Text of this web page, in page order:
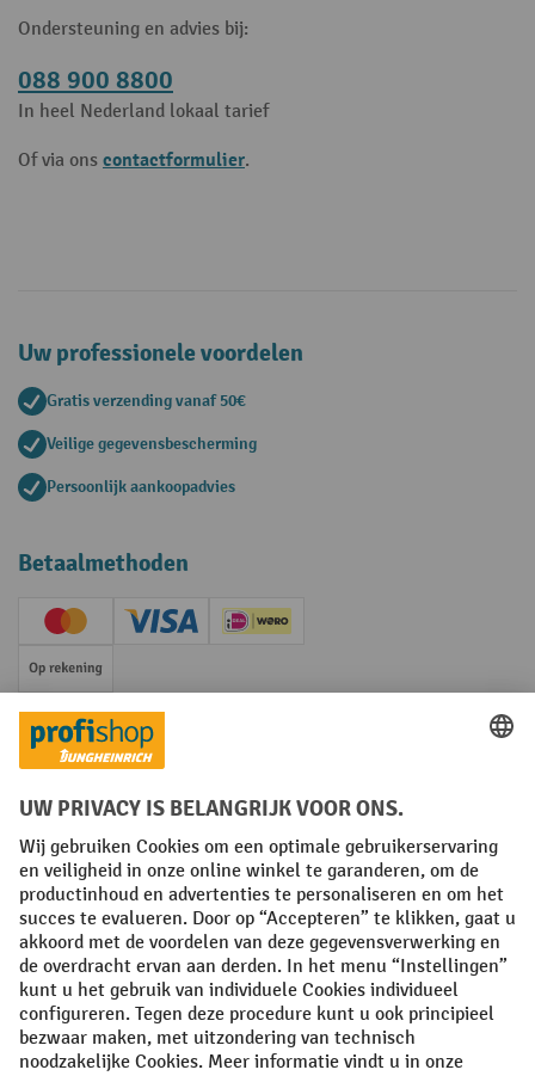
Ondersteuning en advies bij:
088 900 8800
In heel Nederland lokaal tarief
Of via ons contactformulier.
Uw professionele voordelen
Gratis verzending vanaf 50€
Veilige gegevensbescherming
Persoonlijk aankoopadvies
Betaalmethoden
Creditcard (Master)Creditcard (Visa)iDEAL | Wero
Op rekening
Sociale netwerken
Facebook
YouTube
LinkedIn
Instagram
Algemene leveringsvoorwaarden Copyright
Privacyverklaring Privacy Instellingen
All prices excl. VAT plusshipping costsand possible delivery charges,
if not stated otherwise.